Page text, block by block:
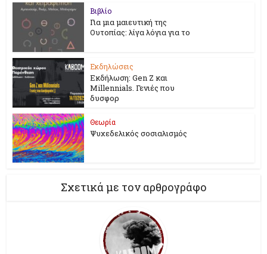
Βιβλίο
Για μια μαιευτική της
Ουτοπίας: λίγα λόγια για το
Εκδηλώσεις
Εκδήλωση: Gen Z και
Millennials. Γενιές που
δυσφορ
Θεωρία
Ψυχεδελικός σοσιαλισμός
Σχετικά με τον αρθρογράφο